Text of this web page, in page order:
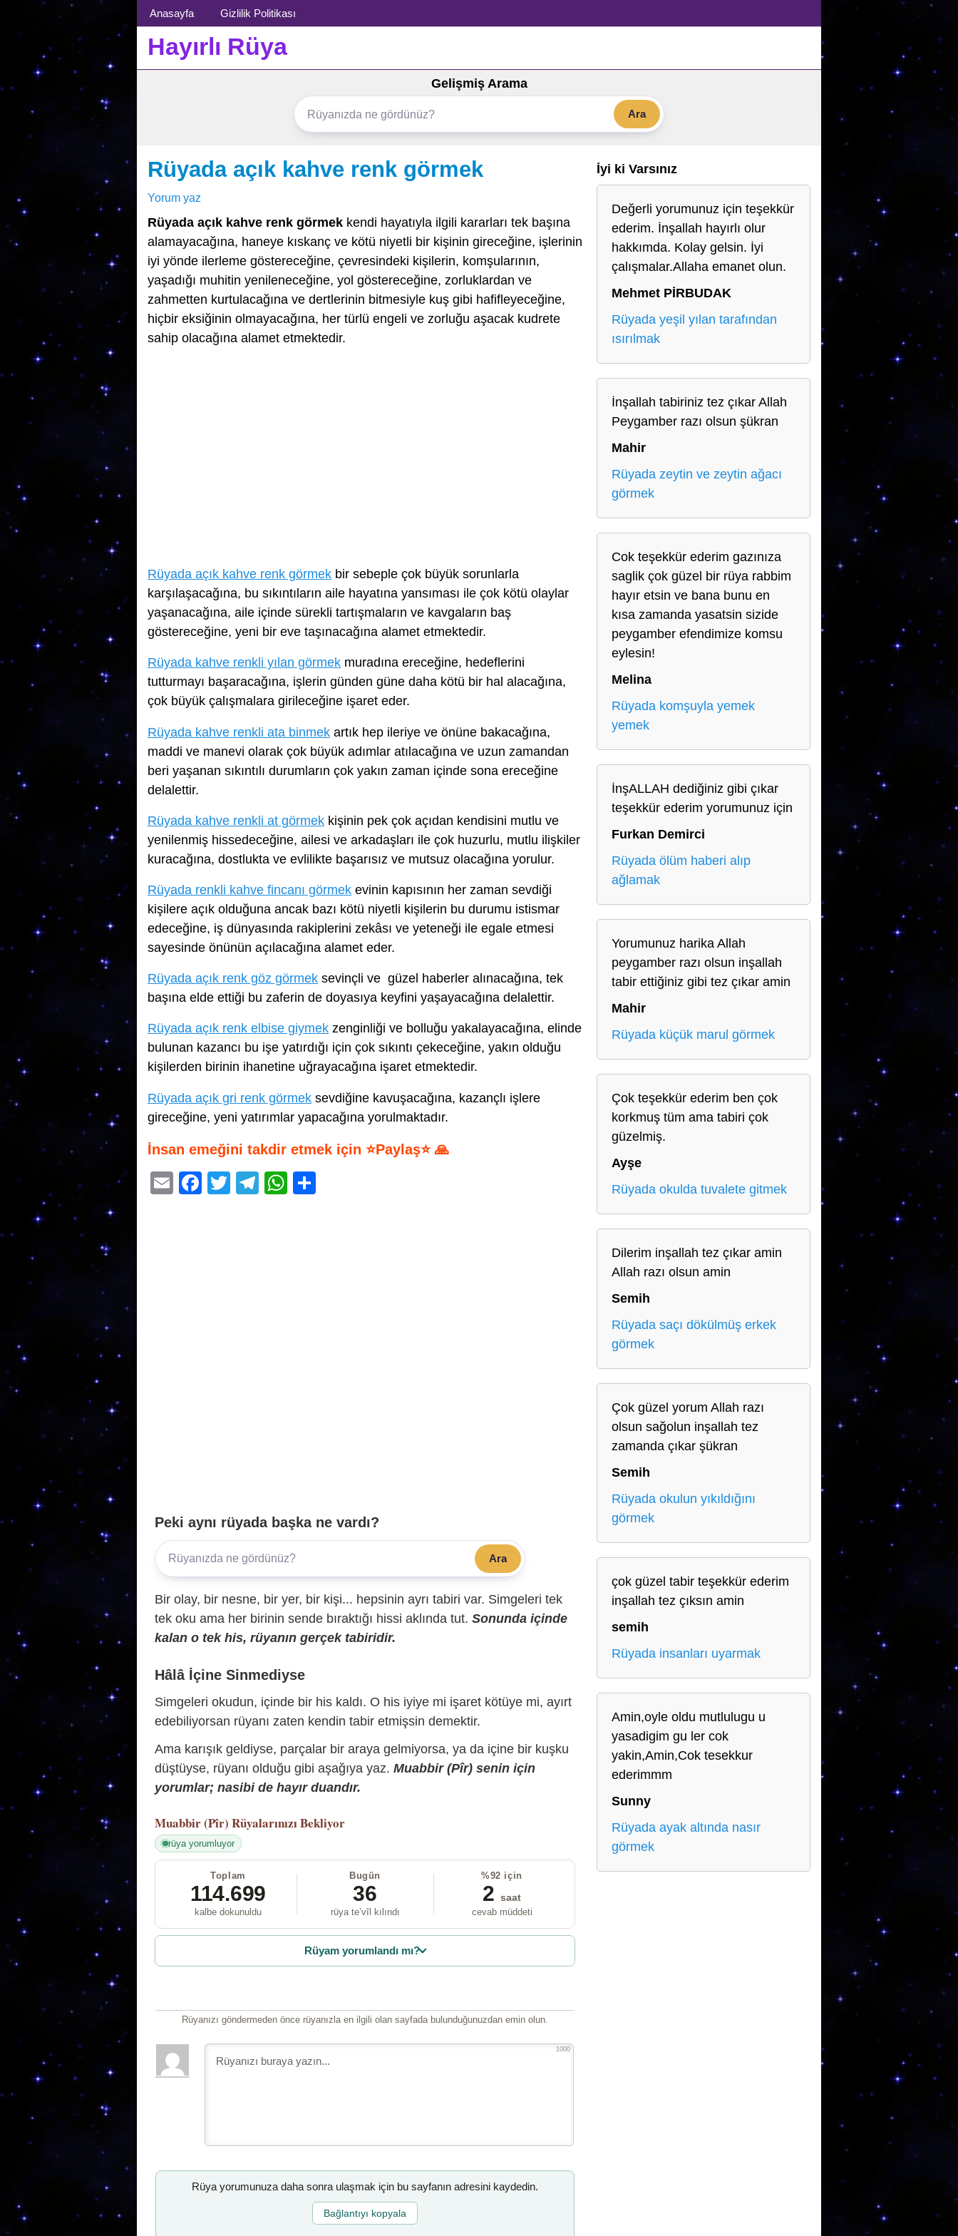
Menü
Anasayfa Gizlilik Politikası
Hayırlı Rüya
Gelişmiş Arama
Ara
Rüyada açık kahve renk görmek
Yorum yaz
Rüyada açık kahve renk görmek kendi hayatıyla ilgili kararları tek başına
alamayacağına, haneye kıskanç ve kötü niyetli bir kişinin gireceğine, işlerinin
iyi yönde ilerleme göstereceğine, çevresindeki kişilerin, komşularının,
yaşadığı muhitin yenileneceğine, yol göstereceğine, zorluklardan ve
zahmetten kurtulacağına ve dertlerinin bitmesiyle kuş gibi hafifleyeceğine,
hiçbir eksiğinin olmayacağına, her türlü engeli ve zorluğu aşacak kudrete
sahip olacağına alamet etmektedir.
Rüyada açık kahve renk görmek bir sebeple çok büyük sorunlarla
karşılaşacağına, bu sıkıntıların aile hayatına yansıması ile çok kötü olaylar
yaşanacağına, aile içinde sürekli tartışmaların ve kavgaların baş
göstereceğine, yeni bir eve taşınacağına alamet etmektedir.
Rüyada kahve renkli yılan görmek muradına ereceğine, hedeflerini
tutturmayı başaracağına, işlerin günden güne daha kötü bir hal alacağına,
çok büyük çalışmalara girileceğine işaret eder.
Rüyada kahve renkli ata binmek artık hep ileriye ve önüne bakacağına,
maddi ve manevi olarak çok büyük adımlar atılacağına ve uzun zamandan
beri yaşanan sıkıntılı durumların çok yakın zaman içinde sona ereceğine
delalettir.
Rüyada kahve renkli at görmek kişinin pek çok açıdan kendisini mutlu ve
yenilenmiş hissedeceğine, ailesi ve arkadaşları ile çok huzurlu, mutlu ilişkiler
kuracağına, dostlukta ve evlilikte başarısız ve mutsuz olacağına yorulur.
Rüyada renkli kahve fincanı görmek evinin kapısının her zaman sevdiği
kişilere açık olduğuna ancak bazı kötü niyetli kişilerin bu durumu istismar
edeceğine, iş dünyasında rakiplerini zekâsı ve yeteneği ile egale etmesi
sayesinde önünün açılacağına alamet eder.
Rüyada açık renk göz görmek sevinçli ve güzel haberler alınacağına, tek
başına elde ettiği bu zaferin de doyasıya keyfini yaşayacağına delalettir.
Rüyada açık renk elbise giymek zenginliği ve bolluğu yakalayacağına, elinde
bulunan kazancı bu işe yatırdığı için çok sıkıntı çekeceğine, yakın olduğu
kişilerden birinin ihanetine uğrayacağına işaret etmektedir.
Rüyada açık gri renk görmek sevdiğine kavuşacağına, kazançlı işlere
gireceğine, yeni yatırımlar yapacağına yorulmaktadır.
İnsan emeğini takdir etmek için ⭐Paylaş⭐ 🙏
E
F
T
T
W
Peki aynı rüyada başka ne vardı?
Ara
Bir olay, bir nesne, bir yer, bir kişi... hepsinin ayrı tabiri var. Simgeleri tek
tek oku ama her birinin sende bıraktığı hissi aklında tut. Sonunda içinde
kalan o tek his, rüyanın gerçek tabiridir.
Hâlâ İçine Sinmediyse
Simgeleri okudun, içinde bir his kaldı. O his iyiye mi işaret kötüye mi, ayırt
edebiliyorsan rüyanı zaten kendin tabir etmişsin demektir.
Ama karışık geldiyse, parçalar bir araya gelmiyorsa, ya da içine bir kuşku
düştüyse, rüyanı olduğu gibi aşağıya yaz. Muabbir (Pîr) senin için
yorumlar; nasibi de hayır duandır.
Muabbir (Pîr) Rüyalarınızı Bekliyor
rüya yorumluyor
Toplam
114.699
kalbe dokunuldu
Bugün
36
rüya te’vîl kılındı
%92 için
2 saat
cevab müddeti
Rüyam yorumlandı mı?
Rüyanızı göndermeden önce rüyanızla en ilgili olan sayfada bulunduğunuzdan emin olun.
1000
Rüya yorumunuza daha sonra ulaşmak için bu sayfanın adresini kaydedin.
Bağlantıyı kopyala
İyi ki Varsınız
Değerli yorumunuz için teşekkür
ederim. İnşallah hayırlı olur
hakkımda. Kolay gelsin. İyi
çalışmalar.Allaha emanet olun.
Mehmet PİRBUDAK
Rüyada yeşil yılan tarafından
ısırılmak
İnşallah tabiriniz tez çıkar Allah
Peygamber razı olsun şükran
Mahir
Rüyada zeytin ve zeytin ağacı
görmek
Cok teşekkür ederim gazınıza
saglik çok güzel bir rüya rabbim
hayır etsin ve bana bunu en
kısa zamanda yasatsin sizide
peygamber efendimize komsu
eylesin!
Melina
Rüyada komşuyla yemek
yemek
İnşALLAH dediğiniz gibi çıkar
teşekkür ederim yorumunuz için
Furkan Demirci
Rüyada ölüm haberi alıp
ağlamak
Yorumunuz harika Allah
peygamber razı olsun inşallah
tabir ettiğiniz gibi tez çıkar amin
Mahir
Rüyada küçük marul görmek
Çok teşekkür ederim ben çok
korkmuş tüm ama tabiri çok
güzelmiş.
Ayşe
Rüyada okulda tuvalete gitmek
Dilerim inşallah tez çıkar amin
Allah razı olsun amin
Semih
Rüyada saçı dökülmüş erkek
görmek
Çok güzel yorum Allah razı
olsun sağolun inşallah tez
zamanda çıkar şükran
Semih
Rüyada okulun yıkıldığını
görmek
çok güzel tabir teşekkür ederim
inşallah tez çıksın amin
semih
Rüyada insanları uyarmak
Amin,oyle oldu mutlulugu u
yasadigim gu ler cok
yakin,Amin,Cok tesekkur
ederimmm
Sunny
Rüyada ayak altında nasır
görmek